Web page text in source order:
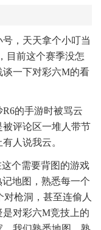
，天天拿个小叮当
目前这个赛季没怎
一下对彩六M的看
的手游时被骂云
评论区一堆人带节
人说我云。
个需要背图的游戏
地图，熟悉每一个
对枪洞，甚至连偷人
对彩六M竞技上的